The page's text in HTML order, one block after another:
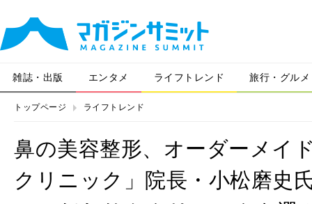
雑誌・出版 エンタメ ライフトレンド 旅行・グルメ
トップページ ライフトレンド
鼻の美容整形、オーダーメイ
クリニック」院長・小松磨史